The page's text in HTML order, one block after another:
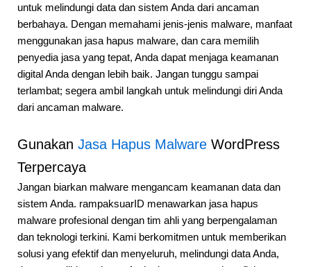
untuk melindungi data dan sistem Anda dari ancaman
berbahaya. Dengan memahami jenis-jenis malware, manfaat
menggunakan jasa hapus malware, dan cara memilih
penyedia jasa yang tepat, Anda dapat menjaga keamanan
digital Anda dengan lebih baik. Jangan tunggu sampai
terlambat; segera ambil langkah untuk melindungi diri Anda
dari ancaman malware.
Gunakan Jasa Hapus MalwareWordPress
Terpercaya
Jangan biarkan malware mengancam keamanan data dan
sistem Anda. rampaksuarID menawarkan jasa hapus
malware profesional dengan tim ahli yang berpengalaman
dan teknologi terkini. Kami berkomitmen untuk memberikan
solusi yang efektif dan menyeluruh, melindungi data Anda,